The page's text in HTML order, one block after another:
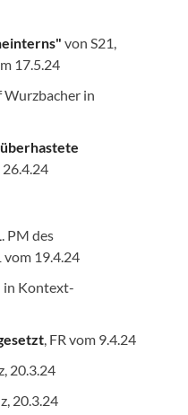
von S21,
17.5.24
Wurzbacher in
26.4.24
. PM des
vom 19.4.24
in Kontext-
, FR vom 9.4.24
20.3.24
20.3.24